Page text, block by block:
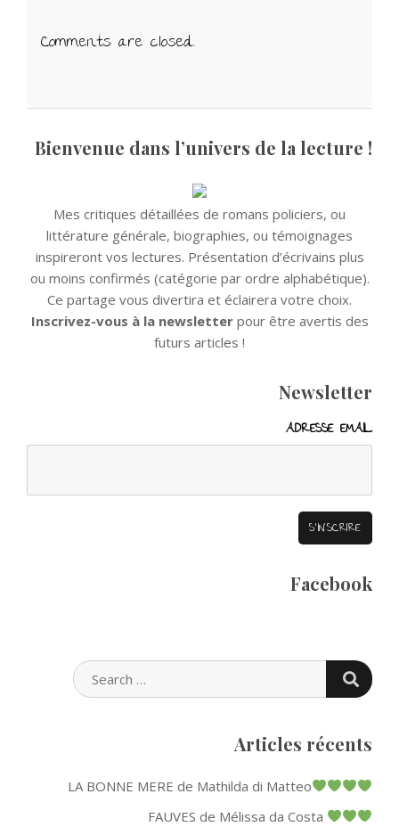
Comments are closed.
Bienvenue dans l’univers de la lecture !
Mes critiques détaillées de romans policiers, ou
littérature générale, biographies, ou témoignages
inspireront vos lectures. Présentation d’écrivains plus
ou moins confirmés (catégorie par ordre alphabétique).
Ce partage vous divertira et éclairera votre choix.
Inscrivez-vous à la newsletterpour être avertis des
futurs articles !
Newsletter
ADRESSE EMAIL
Facebook
SEARCH
FOR:
Articles récents
LA BONNE MERE de Mathilda di Matteo
FAUVES de Mélissa da Costa